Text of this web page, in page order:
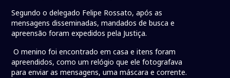
Segundo o delegado Felipe Rossato, após as
mensagens disseminadas, mandados de busca e
apreensão foram expedidos pela Justiça.
O menino foi encontrado em casa e itens foram
apreendidos, como um relógio que ele fotografava
para enviar as mensagens, uma máscara e corrente.